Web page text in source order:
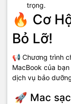
trọng.
🔥 Cơ
Bỏ Lỡ!
📢 Chương trình
MacBook của
dịch vụ bảo
🚀 Mac